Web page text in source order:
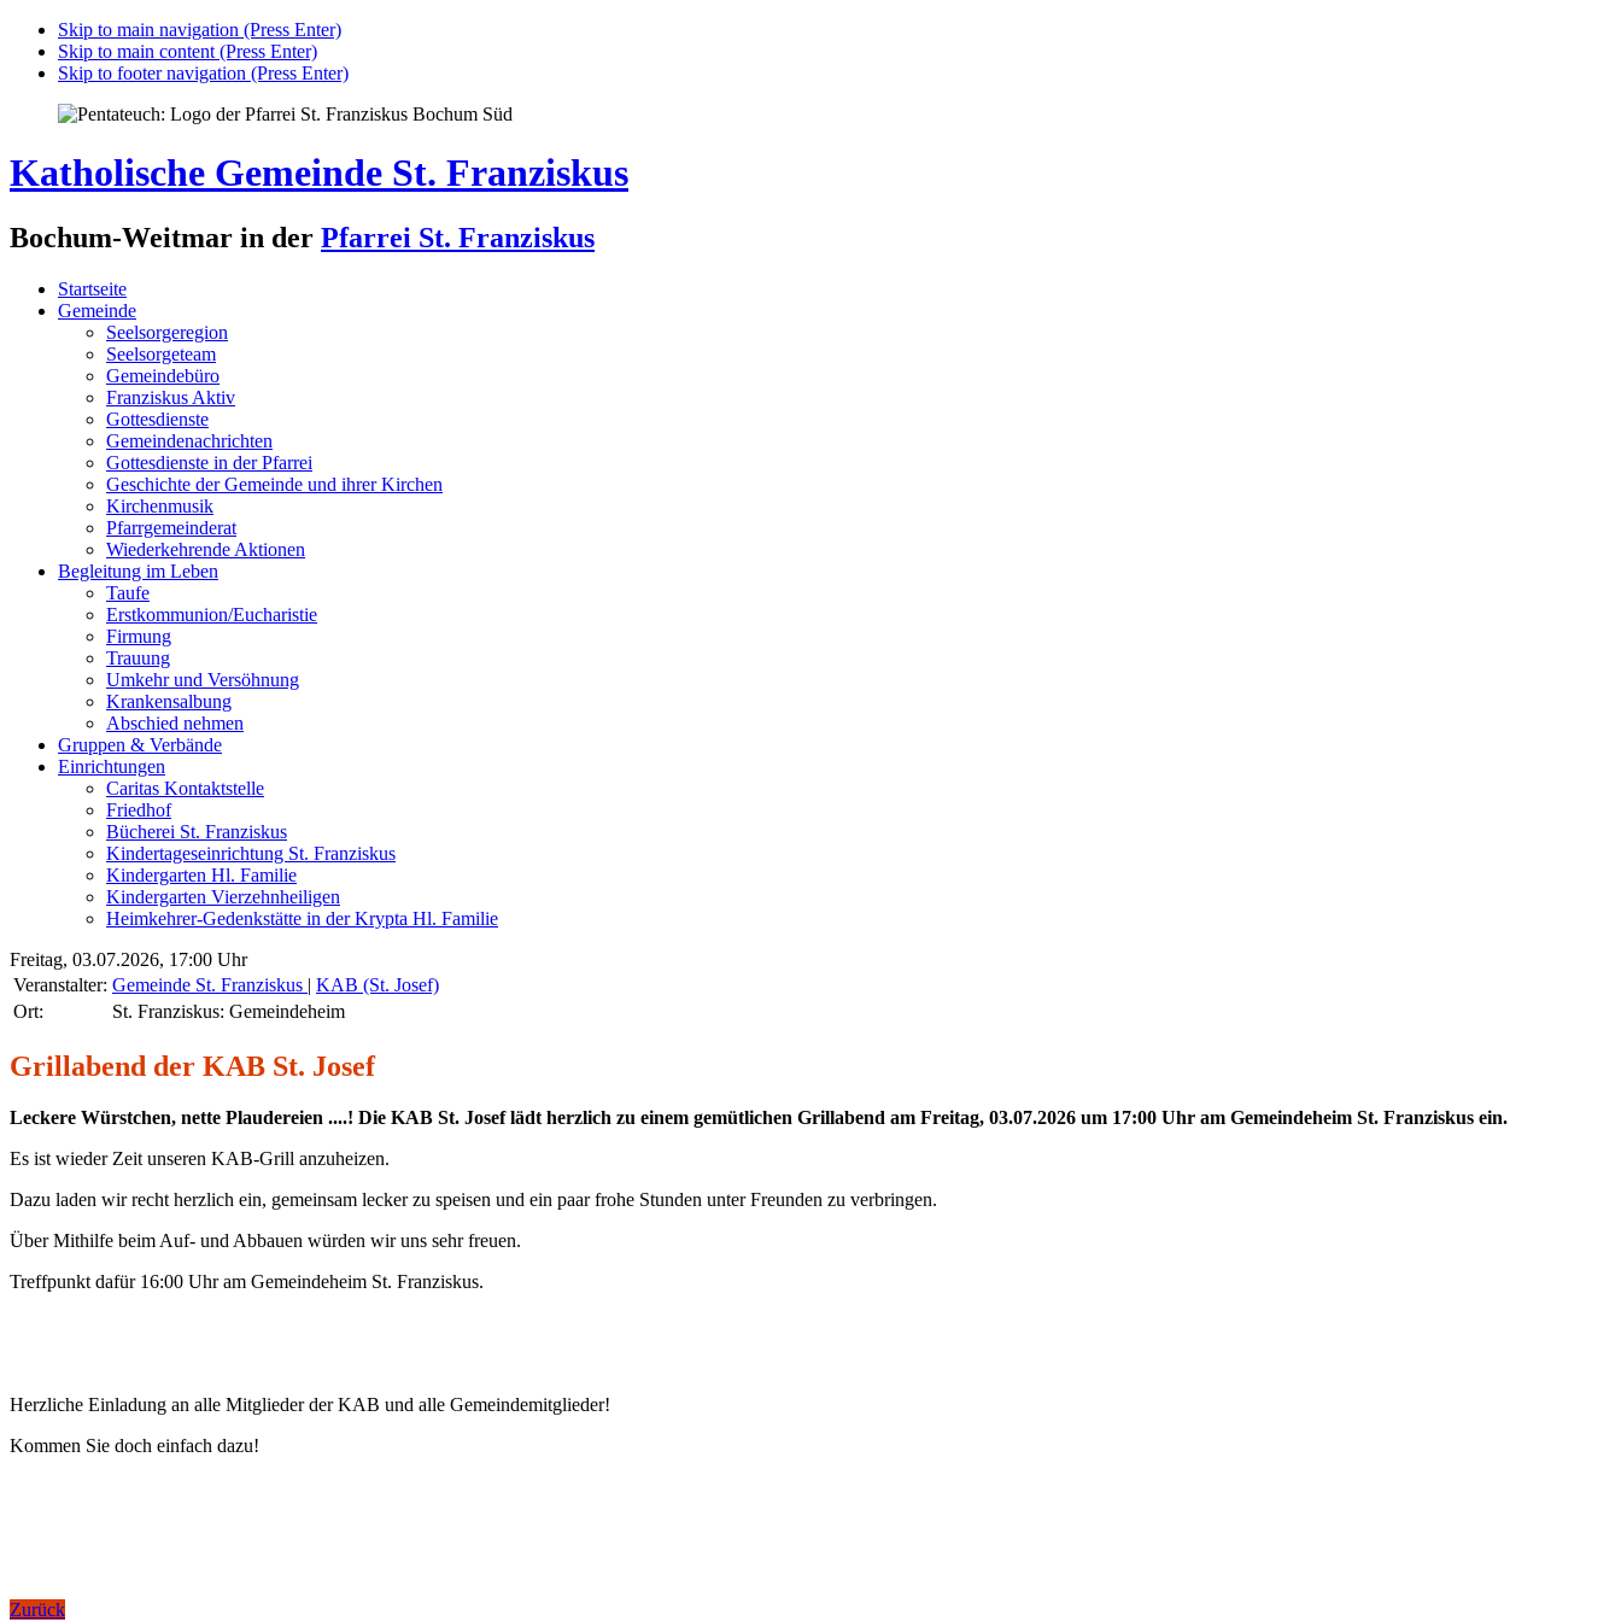
Skip to main navigation (Press Enter)
Skip to main content (Press Enter)
Skip to footer navigation (Press Enter)
Katholische Gemeinde St. Franziskus
Bochum-Weitmar in der Pfarrei St. Franziskus
Startseite
Gemeinde
Seelsorgeregion
Seelsorgeteam
Gemeindebüro
Franziskus Aktiv
Gottesdienste
Gemeindenachrichten
Gottesdienste in der Pfarrei
Geschichte der Gemeinde und ihrer Kirchen
Kirchenmusik
Pfarrgemeinderat
Wiederkehrende Aktionen
Begleitung im Leben
Taufe
Erstkommunion/Eucharistie
Firmung
Trauung
Umkehr und Versöhnung
Krankensalbung
Abschied nehmen
Gruppen & Verbände
Einrichtungen
Caritas Kontaktstelle
Friedhof
Bücherei St. Franziskus
Kindertageseinrichtung St. Franziskus
Kindergarten Hl. Familie
Kindergarten Vierzehnheiligen
Heimkehrer-Gedenkstätte in der Krypta Hl. Familie
Freitag, 03.07.2026, 17:00 Uhr
Veranstalter: Gemeinde St. Franziskus | KAB (St. Josef)
Ort:
St. Franziskus: Gemeindeheim
Grillabend der KAB St. Josef
Leckere Würstchen, nette Plaudereien ....! Die KAB St. Josef lädt herzlich zu einem gemütlichen Grillabend am Freitag, 03.07.2026 um 17:00 Uhr am Gemeindeheim St. Franziskus ein.
Es ist wieder Zeit unseren KAB-Grill anzuheizen.
Dazu laden wir recht herzlich ein, gemeinsam lecker zu speisen und ein paar frohe Stunden unter Freunden zu verbringen.
Über Mithilfe beim Auf- und Abbauen würden wir uns sehr freuen.
Treffpunkt dafür 16:00 Uhr am Gemeindeheim St. Franziskus.
Herzliche Einladung an alle Mitglieder der KAB und alle Gemeindemitglieder!
Kommen Sie doch einfach dazu!
Zurück